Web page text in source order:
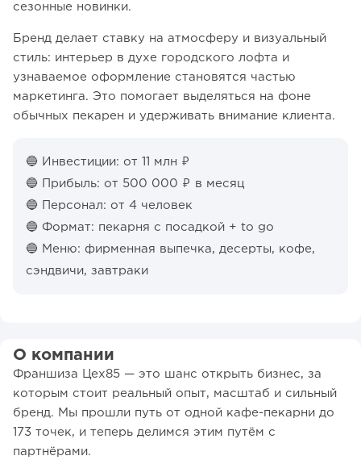
сезонные новинки.
Бренд делает ставку на атмосферу и визуальный
стиль: интерьер в духе городского лофта и
узнаваемое оформление становятся частью
маркетинга. Это помогает выделяться на фоне
обычных пекарен и удерживать внимание клиента.
🔵 Инвестиции: от 11 млн ₽
🔵 Прибыль: от 500 000 ₽ в месяц
🔵 Персонал: от 4 человек
🔵 Формат: пекарня с посадкой + to go
🔵 Меню: фирменная выпечка, десерты, кофе,
сэндвичи, завтраки
О компании
Франшиза Цех85 — это шанс открыть бизнес, за
которым стоит реальный опыт, масштаб и сильный
бренд. Мы прошли путь от одной кафе-пекарни до
173 точек, и теперь делимся этим путём с
партнёрами.